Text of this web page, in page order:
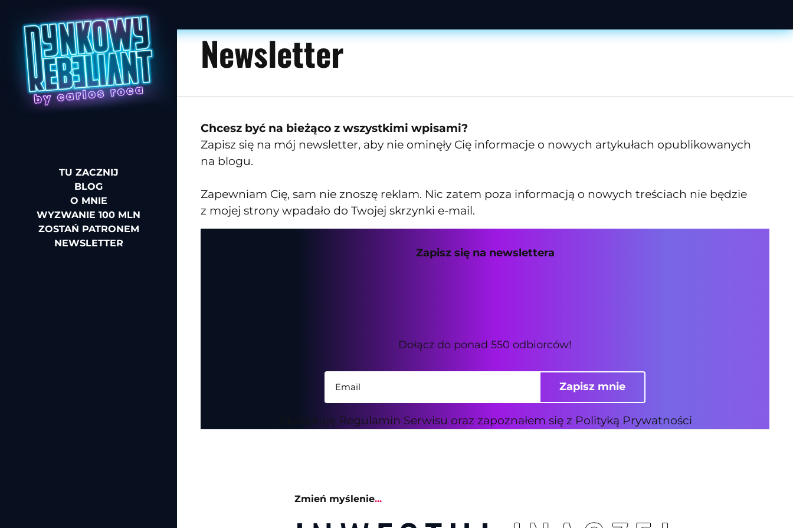
TU ZACZNIJ
BLOG
O MNIE
WYZWANIE 100 MLN
ZOSTAŃ PATRONEM
NEWSLETTER
Newsletter
Chcesz być na bieżąco z wszystkimi wpisami?
Zapisz się na mój newsletter, aby nie ominęły Cię informacje o nowych artykułach opublikowanych
na blogu.
Zapewniam Cię, sam nie znoszę reklam. Nic zatem poza informacją o nowych treściach nie będzie
z mojej strony wpadało do Twojej skrzynki e-mail.
Zapisz się na newslettera
Dołącz do ponad 550 odbiorców!
Zapisz mnie
Akceptuję Regulamin Serwisu oraz zapoznałem się z Polityką Prywatności
Zmień myślenie...